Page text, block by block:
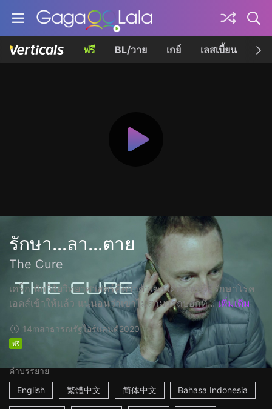
ฟรี BL/วาย เกย์ เลสเบี้ยน เค
รักษา...ลา...ตาย
The Cure
เคร็ก นักวิจัยวิทยาศาสตร์คิดว่าตัวเขาได้ค้นพบวิธีรักษาโรค
เอดส์เข้าให้แล้ว แน่นอนว่าเขาไม่สามารถบอกที... เพิ่มเติม
14mสาธารณรัฐไอร์แลนด์2020
ฟรี
คำบรรยาย
English
繁體中文 简体中文 Bahasa Indonesia